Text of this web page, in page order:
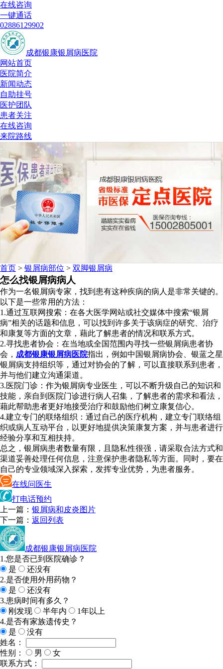
在线咨询
一键通话
02886129902
成都银康银屑病医院
网站首页
医院简介
新闻动态
自助挂号
医护团队
患者关注
在线咨询
来院路线
首页 > 银屑病部位 > 双脚银屑病
怎么找银屑病病人
作为一名银屑病专家，找到患有这种疾病的病人是非常关键的。
以下是一些常用的方法：
1.通过互联网搜索：在各大医学网站或社交媒体中搜索“银屑
病”相关的话题和信息，可以找到许多关于该病症的研究、治疗
和康复等方面的文章，藉此了解患者的情况和联系方式。
2.寻找患者协会：在当地或全国范围内寻找一些银屑病患者协
会， 成都银康银屑病医院指出，例如中国银屑病协会、银蓝之星
银屑病支持组织等，通过对协会的了解，可以直接联系到患者，
并与他们建立沟通渠道。
3.医院门诊：作为银屑病专业医生，可以不断升级自己的知识和
技能，亲自到医院门诊进行病人召集，了解患者的需求和看法，
藉此帮助患者更好地接受治疗和鼓励他们树立康复信心。
4.建立专门的联络组织：通过自己的医疗机构，建立专门联络组
织或病人互动平台，以更好地提供决策康复方案，并与患者进行
经验分享和互相扶持。
总之，银屑病患者数量有限，且隐私性很强，请采取合法方式和
渠道妥善处理任何信息，注意保护患者隐私等方面。同时，要在
自己的专业领域深入探索，发挥专业优势，为患者服务。
在线问医生
打电话预约
上一篇： 银屑病和皮炎图片
下一篇： 返回列表
成都银康银屑病医院
1.您是否已到医院确诊？
是
还没有
2.是否使用外用药物？
是
还没有
3.患病时间有多久？
刚发现
半年内
1年以上
4.是否有家族遗传史？
是
没有
姓名：
性别：
男
女
联系方式：